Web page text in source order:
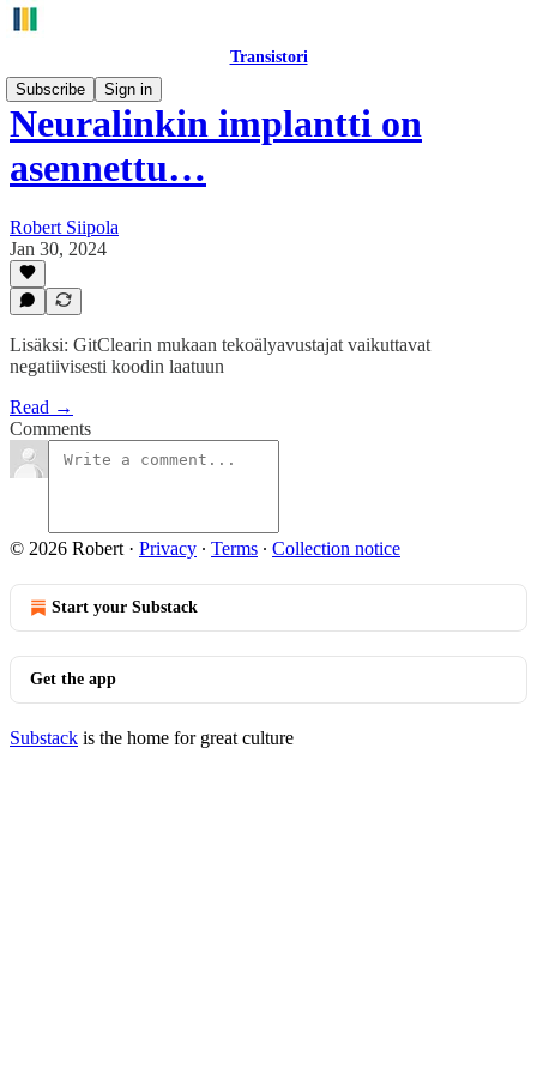
Transistori
Subscribe
Sign in
Neuralinkin implantti on
asennettu…
Robert Siipola
Jan 30, 2024
Lisäksi: GitClearin mukaan tekoälyavustajat vaikuttavat
negatiivisesti koodin laatuun
Read →
Comments
© 2026 Robert · Privacy ∙ Terms ∙ Collection notice
Start your Substack
Get the app
Substack is the home for great culture